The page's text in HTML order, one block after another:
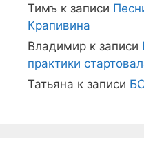
Тимъ к записи
Крапивина
Владимир к записи
практики
Татьяна к записи